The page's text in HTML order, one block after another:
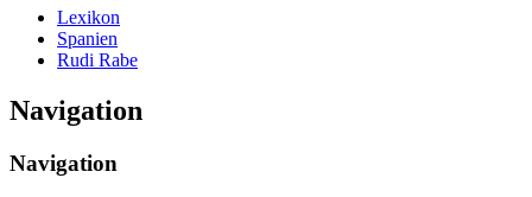
Lexikon
Spanien
Rudi Rabe
Navigation
Navigation